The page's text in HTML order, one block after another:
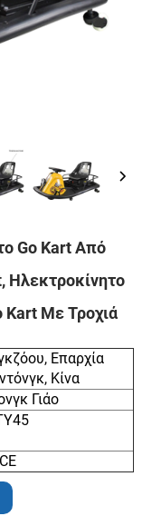
Go Kart Από
Ηλεκτροκίνητο
Kart Με Τροχιά
Επαρχία
Κίνα
Γιάο
CE